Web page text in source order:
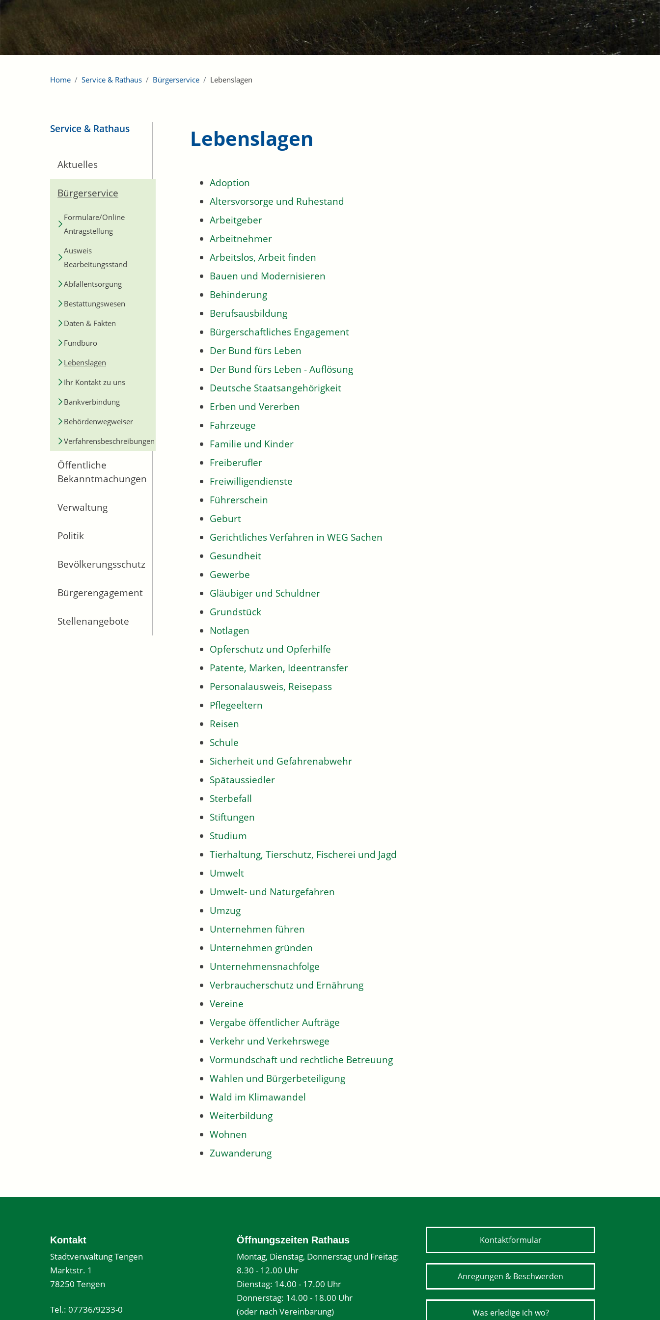
Home Service & Rathaus Bürgerservice Lebenslagen
Service & Rathaus
Aktuelles
Bürgerservice
Formulare/Online
Antragstellung
Ausweis
Bearbeitungsstand
Abfallentsorgung
Bestattungswesen
Daten & Fakten
Fundbüro
Lebenslagen
Ihr Kontakt zu uns
Bankverbindung
Behördenwegweiser
Verfahrensbeschreibungen
Öffentliche
Bekanntmachungen
Verwaltung
Politik
Bevölkerungsschutz
Bürgerengagement
Stellenangebote
Lebenslagen
Adoption
Altersvorsorge und Ruhestand
Arbeitgeber
Arbeitnehmer
Arbeitslos, Arbeit finden
Bauen und Modernisieren
Behinderung
Berufsausbildung
Bürgerschaftliches Engagement
Der Bund fürs Leben
Der Bund fürs Leben - Auflösung
Deutsche Staatsangehörigkeit
Erben und Vererben
Fahrzeuge
Familie und Kinder
Freiberufler
Freiwilligendienste
Führerschein
Geburt
Gerichtliches Verfahren in WEG Sachen
Gesundheit
Gewerbe
Gläubiger und Schuldner
Grundstück
Notlagen
Opferschutz und Opferhilfe
Patente, Marken, Ideentransfer
Personalausweis, Reisepass
Pflegeeltern
Reisen
Schule
Sicherheit und Gefahrenabwehr
Spätaussiedler
Sterbefall
Stiftungen
Studium
Tierhaltung, Tierschutz, Fischerei und Jagd
Umwelt
Umwelt- und Naturgefahren
Umzug
Unternehmen führen
Unternehmen gründen
Unternehmensnachfolge
Verbraucherschutz und Ernährung
Vereine
Vergabe öffentlicher Aufträge
Verkehr und Verkehrswege
Vormundschaft und rechtliche Betreuung
Wahlen und Bürgerbeteiligung
Wald im Klimawandel
Weiterbildung
Wohnen
Zuwanderung
Kontakt
Stadtverwaltung Tengen
Marktstr. 1
78250 Tengen
Tel.: 07736/9233-0
Öffnungszeiten Rathaus
Montag, Dienstag, Donnerstag und Freitag:
8.30 - 12.00 Uhr
Dienstag: 14.00 - 17.00 Uhr
Donnerstag: 14.00 - 18.00 Uhr
(oder nach Vereinbarung)
Kontaktformular
Anregungen & Beschwerden
Was erledige ich wo?